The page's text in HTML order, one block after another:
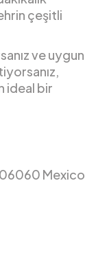
çeşitli
ve uygun
ideal bir
Mexico